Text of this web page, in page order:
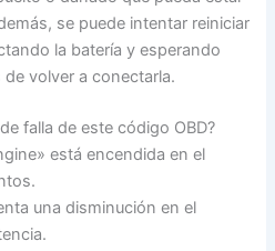
se puede intentar reiniciar
la batería y esperando
volver a conectarla.
falla de este código OBD?
está encendida en el
una disminución en el